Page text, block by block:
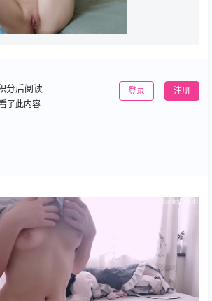
分后阅读
了此内容
登录 注册